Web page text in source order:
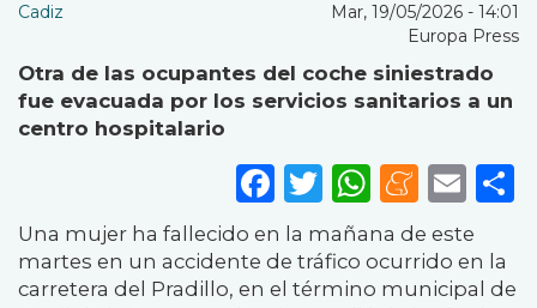
Cadiz
Mar, 19/05/2026 - 14:01
Europa Press
Otra de las ocupantes del coche siniestrado
fue evacuada por los servicios sanitarios a un
centro hospitalario
Facebook
Twitter
Una mujer ha fallecido en la mañana de este
martes en un accidente de tráfico ocurrido en la
carretera del Pradillo, en el término municipal de